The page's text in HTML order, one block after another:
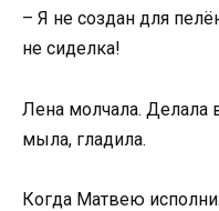
– Я не создан для
не сиделка!
Лена молчала. Делала
мыла, гладила.
Когда Матвею